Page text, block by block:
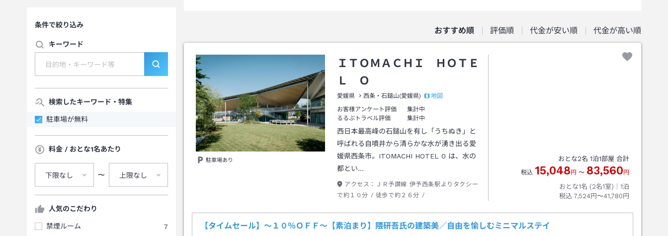
条件で絞り込み
キーワード
検索したキーワード・特集
駐車場が無料
料金 / おとな1名あたり
下限なし 〜 上限なし
人気のこだわり
禁煙ルーム
7
おすすめ順 評価順 代金が安い順 代金が高い順
駐車場あり
ＩＴＯＭＡＣＨＩ ＨＯＴＥ
Ｌ Ｏ
愛媛県 西条・石鎚山(愛媛県)
地図
お客様アンケート評価
集計中
るるぶトラベル評価
集計中
西日本最高峰の石鎚山を有し「うちぬき」と
呼ばれる自噴井から清らかな水が湧き出る愛
媛県西条市。ITOMACHI HOTEL 0 は、水の
都とい…
アクセス：
ＪＲ予讃線 伊予西条駅よりタクシー
で約１０分 / 徒歩で約２６分 /
おとな2名 1泊1部屋 合計
税込 15,048 円 〜 83,560 円
おとな1名 (2名1室)｜ 1泊
税込 7,524円〜41,780円
【タイムセール】～１０％ＯＦＦ～【素泊まり】隈研吾氏の建築美／自由を愉しむミニマルステイ